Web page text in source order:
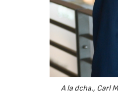
A la dcha., Carl